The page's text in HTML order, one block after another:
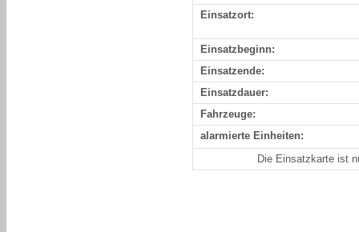
Einsatzort:
Einsatzbeginn:
Einsatzende:
Einsatzdauer:
Fahrzeuge:
alarmierte Einheiten:
Die Einsatzkarte ist